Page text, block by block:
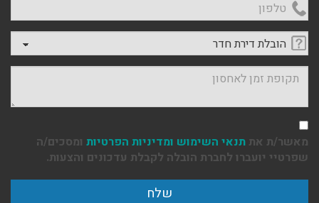
העברת פריטים כבדים עם מנוף בפרדס חנה ואפשרות הובלת
תכולת דירה שלמה עם מנוף.
טלפון
בחרו סוג אחסון והובלה
תקופת זמן לאחסון
מאשר/ת את תנאי השימוש ומדיניות הפרטיות ומסכים/ה
שפרטיי יועברו לחברת הובלה לקבלת עדכונים והצעות.